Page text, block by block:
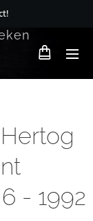
- 1992